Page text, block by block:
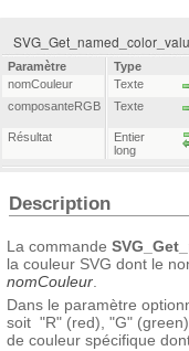
Paramètre
Type
nomCouleur
Texte
composanteRGB
Texte
Résultat
Entier
long
Description
La commande
la couleur SVG dont le
nomCouleur.
Dans le paramètre
soit "R" (red), "G"
de couleur spécifique